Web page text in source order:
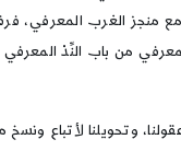
الغرب المعرفي،
باب النِّدْ المعرفي
وتحويلنا لأتباع